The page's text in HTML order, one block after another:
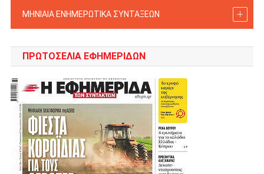
ΜΗΝΙΑΙΑ ΕΝΗΜΕΡΩΤΙΚΑ ΣΥΝΤΑΞΕΩΝ
ΠΡΩΤΟΣΈΛΙΑ ΕΦΗΜΕΡΊΔΩΝ